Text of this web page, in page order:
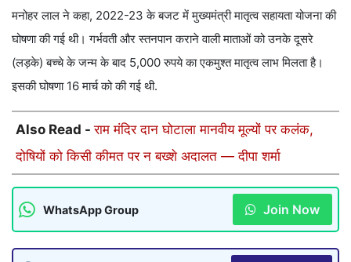
मनोहर लाल ने कहा, 2022-23 के बजट में मुख्यमंत्री मातृत्व सहायता योजना की
घोषणा की गई थी। गर्भवती और स्तनपान कराने वाली माताओं को उनके दूसरे
(लड़के) बच्चे के जन्म के बाद 5,000 रुपये का एकमुश्त मातृत्व लाभ मिलता है।
इसकी घोषणा 16 मार्च को की गई थी.
Also Read -राम मंदिर दान घोटाला मानवीय मूल्यों पर कलंक,
दोषियों को किसी कीमत पर न बख्शे अदालत — दीपा शर्मा
WhatsApp Group Join Now